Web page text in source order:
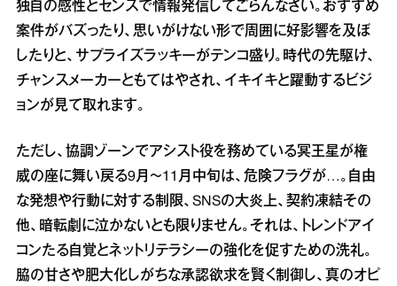
独自の感性とセンスで情報発信してごらんなさい。おすすめ
案件がバズったり、思いがけない形で周囲に好影響を及ぼ
したりと、サプライズラッキーがテンコ盛り。時代の先駆け、
チャンスメーカーともてはやされ、イキイキと躍動するビジ
ョンが見て取れます。
ただし、協調ゾーンでアシスト役を務めている冥王星が権
威の座に舞い戻る9月～11月中旬は、危険フラグが…。自由
な発想や行動に対する制限、SNSの大炎上、契約凍結その
他、暗転劇に泣かないとも限りません。それは、トレンドアイ
コンたる自覚とネットリテラシーの強化を促すための洗礼。
脇の甘さや肥大化しがちな承認欲求を賢く制御し、真のオピ